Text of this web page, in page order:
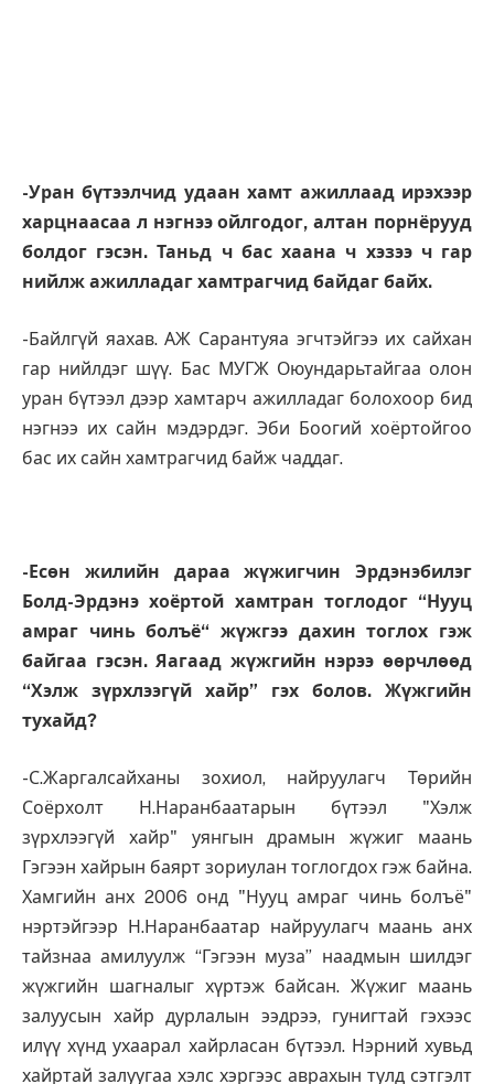
-Уран бүтээлчид удаан хамт ажиллаад ирэхээр
харцнаасаа л нэгнээ ойлгодог, алтан порнёрууд
болдог гэсэн. Таньд ч бас хаана ч хэзээ ч гар
нийлж ажилладаг хамтрагчид байдаг байх.
-Байлгүй яахав. АЖ Сарантуяа эгчтэйгээ их сайхан
гар нийлдэг шүү. Бас МУГЖ Оюундарьтайгаа олон
уран бүтээл дээр хамтарч ажилладаг болохоор бид
нэгнээ их сайн мэдэрдэг. Эби Боогий хоёртойгоо
бас их сайн хамтрагчид байж чаддаг.
-Есөн жилийн дараа жүжигчин Эрдэнэбилэг
Болд-Эрдэнэ хоёртой хамтран тоглодог “Нууц
амраг чинь болъё“ жүжгээ дахин тоглох гэж
байгаа гэсэн. Яагаад жүжгийн нэрээ өөрчлөөд
“Хэлж зүрхлээгүй хайр” гэх болов. Жүжгийн
тухайд?
-С.Жаргалсайханы зохиол, найруулагч Төрийн
Соёрхолт Н.Наранбаатарын бүтээл "Хэлж
зүрхлээгүй хайр" уянгын драмын жүжиг маань
Гэгээн хайрын баярт зориулан тоглогдох гэж байна.
Хамгийн анх 2006 онд "Нууц амраг чинь болъё"
нэртэйгээр Н.Наранбаатар найруулагч маань анх
тайзнаа амилуулж “Гэгээн муза” наадмын шилдэг
жүжгийн шагналыг хүртэж байсан. Жүжиг маань
залуусын хайр дурлалын ээдрээ, гунигтай гэхээс
илүү хүнд ухаарал хайрласан бүтээл. Нэрний хувьд
хайртай залуугаа хэлс хэргээс аврахын тулд сэтгэлт